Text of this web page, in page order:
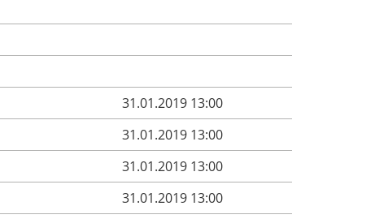
31.01.2019 13:00
31.01.2019 13:00
31.01.2019 13:00
31.01.2019 13:00